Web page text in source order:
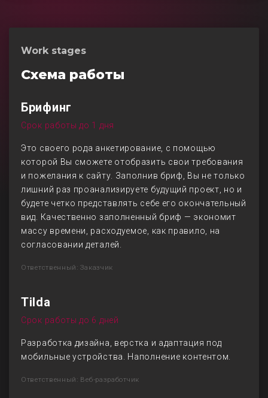
Work stages
Схема работы
Брифинг
Срок работы до 1 дня
Это своего рода анкетирование, с помощью
которой Вы сможете отобразить свои требования
и пожелания к сайту. Заполнив бриф, Вы не только
лишний раз проанализируете будущий проект, но и
будете четко представлять себе его окончательный
вид. Качественно заполненный бриф — экономит
массу времени, расходуемое, как правило, на
согласовании деталей.
Ответственный: Заказчик
Tilda
Срок работы до 6 дней
Разработка дизайна, верстка и адаптация под
мобильные устройства. Наполнение контентом.
Ответственный: Веб-разработчик